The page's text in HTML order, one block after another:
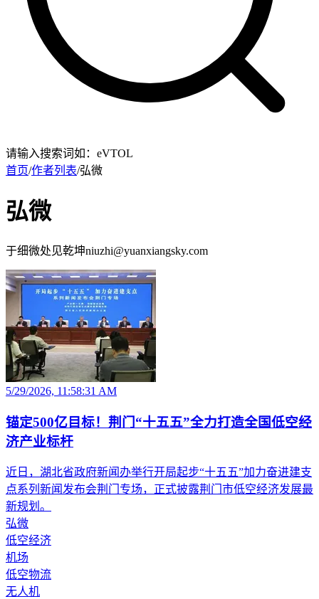
请输入搜索词如：eVTOL
首页/作者列表/弘微
弘微
于细微处见乾坤niuzhi@yuanxiangsky.com
5/29/2026, 11:58:31 AM
锚定500亿目标！荆门“十五五”全力打造全国低空经
济产业标杆
近日，湖北省政府新闻办举行开局起步“十五五”加力奋进建支
点系列新闻发布会荆门专场，正式披露荆门市低空经济发展最
新规划。
弘微
低空经济
机场
低空物流
无人机